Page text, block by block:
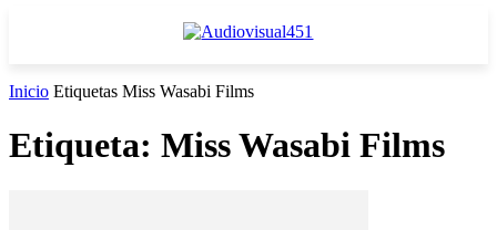
Inicio Etiquetas Miss Wasabi Films
Etiqueta: Miss Wasabi Films